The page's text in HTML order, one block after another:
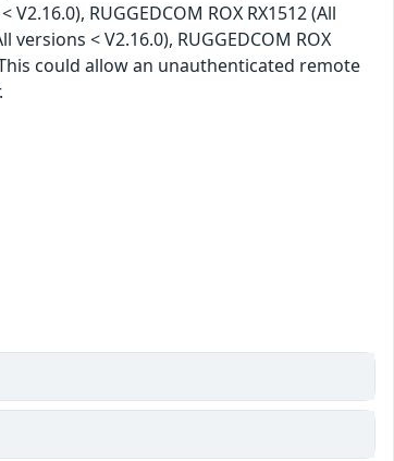
V2.16.0), RUGGEDCOM ROX RX1512 (All
versions < V2.16.0), RUGGEDCOM ROX
could allow an unauthenticated remote